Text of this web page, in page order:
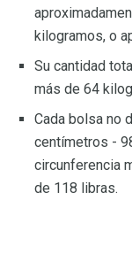
kilogramos, o
Su cantidad
más de 64
Cada bolsa no
centímetros -
circunferencia
de 118 libras.